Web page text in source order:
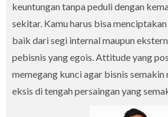
keuntungan tanpa peduli dengan
sekitar. Kamu harus bisa
baik dari segi internal maupun
pebisnis yang egois. Attitude yang
memegang kunci agar bisnis
eksis di tengah persaingan yang